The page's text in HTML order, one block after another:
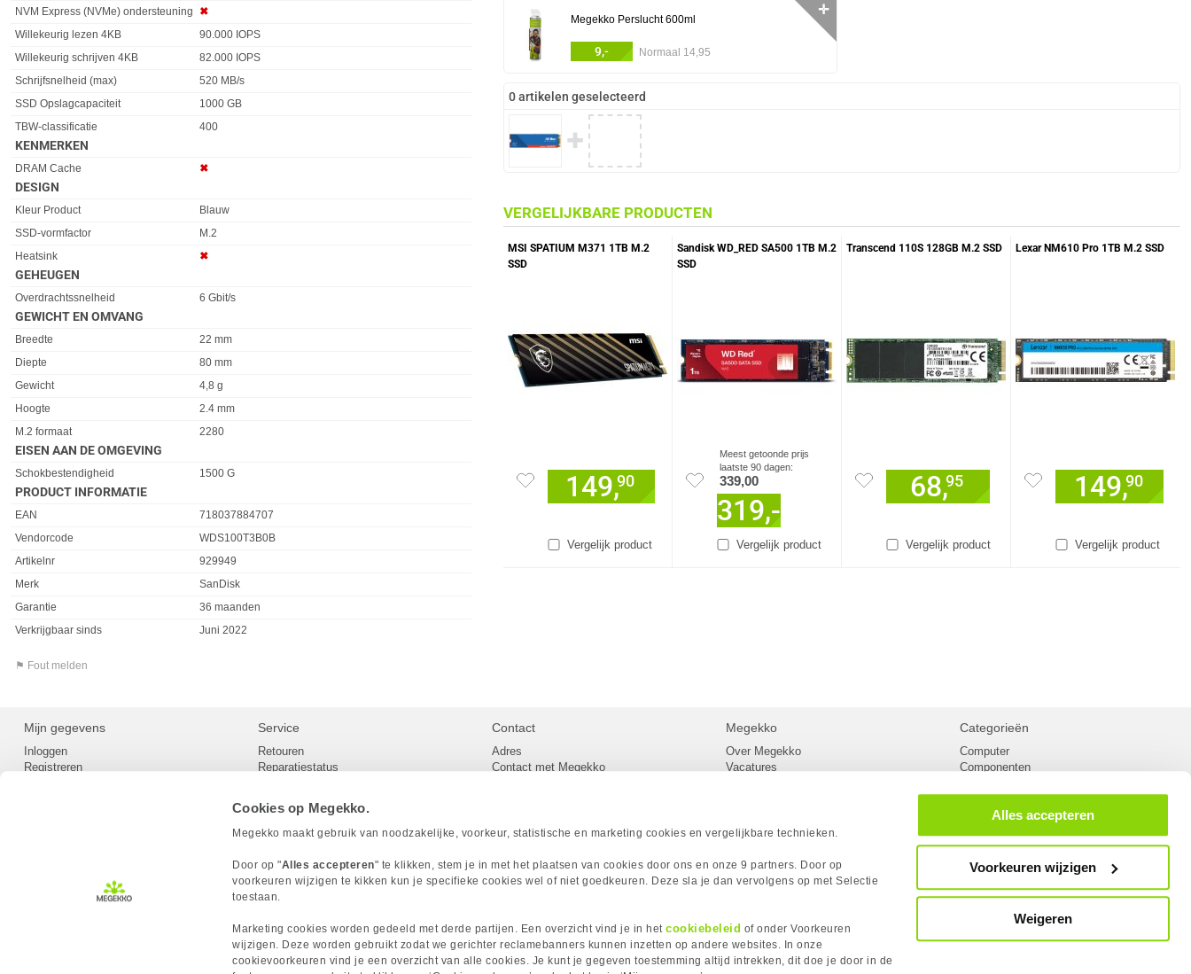
Cookies op Megekko.
Megekko maakt gebruik van noodzakelijke, voorkeur, statistische en marketing cookies en vergelijkbare technieken.
Door op "Alles accepteren" te klikken, stem je in met het plaatsen van cookies door ons en onze 9 partners. Door op
voorkeuren wijzigen te kikken kun je specifieke cookies wel of niet goedkeuren. Deze sla je dan vervolgens op met Selectie
toestaan.
Marketing cookies worden gedeeld met derde partijen. Een overzicht vind je in hetcookiebeleid of onder Voorkeuren
wijzigen. Deze worden gebruikt zodat we gerichter reclamebanners kunnen inzetten op andere websites. In onze
cookievoorkeuren vind je een overzicht van alle cookies. Je kunt je gegeven toestemming altijd intrekken, dit doe je door in de
Alles accepteren
Voorkeuren wijzigen
Weigeren
NVM Express (NVMe) ondersteuning
✖︎
Willekeurig lezen 4KB
90.000 IOPS
Willekeurig schrijven 4KB
82.000 IOPS
Schrijfsnelheid (max)
520 MB/s
SSD Opslagcapaciteit
1000 GB
TBW-classificatie
400
KENMERKEN
Eigenschap Waarde
DRAM Cache ✖︎
DESIGN
Eigenschap Waarde
Kleur Product
Blauw
SSD-vormfactor
M.2
Heatsink
✖︎
GEHEUGEN
Eigenschap Waarde
Overdrachtssnelheid 6 Gbit/s
GEWICHT EN OMVANG
Eigenschap
Breedte
22 mm
Diepte
80 mm
Gewicht
4,8 g
Hoogte
2.4 mm
M.2 formaat
2280
EISEN AAN DE OMGEVING
Eigenschap Waarde
Schokbestendigheid 1500 G
PRODUCT INFORMATIE
EAN
718037884707
Vendorcode
WDS100T3B0B
Artikelnr
929949
Merk
SanDisk
Garantie
36 maanden
Verkrijgbaar sinds
Juni 2022
⚑ Fout melden
Megekko Perslucht 600ml
9,- Normaal 14,95
✛
0 artikelen geselecteerd
✚
VERGELIJKBARE PRODUCTEN
MSI SPATIUM M371 1TB M.2
SSD
Vergelijk product
149,90
Sandisk WD_RED SA500 1TB M.2
SSD
Vergelijk product
Meest getoonde prijs
laatste 90 dagen:
339,00
319,-
Transcend 110S 128GB M.2 SSD
Vergelijk product
68,95
Lexar NM610 Pro 1TB M.2 SSD
Vergelijk product
149,90
Mijn gegevens
Inloggen
Registreren
Service
Retouren
Reparatiestatus
Herroepingsrecht
Betaalmethoden
Megekko builds
Toegankelijkheid
Contact
Adres
Contact met Megekko
Megekko
Over Megekko
Vacatures
Sitemap
Acties
Megekko Academy
Megekko Forum
Megekko Golden Case Badge
Categorieën
Computer
Componenten
Kabels
Netwerk
Gaming laptops
PC Systemen
Megekko fanshop